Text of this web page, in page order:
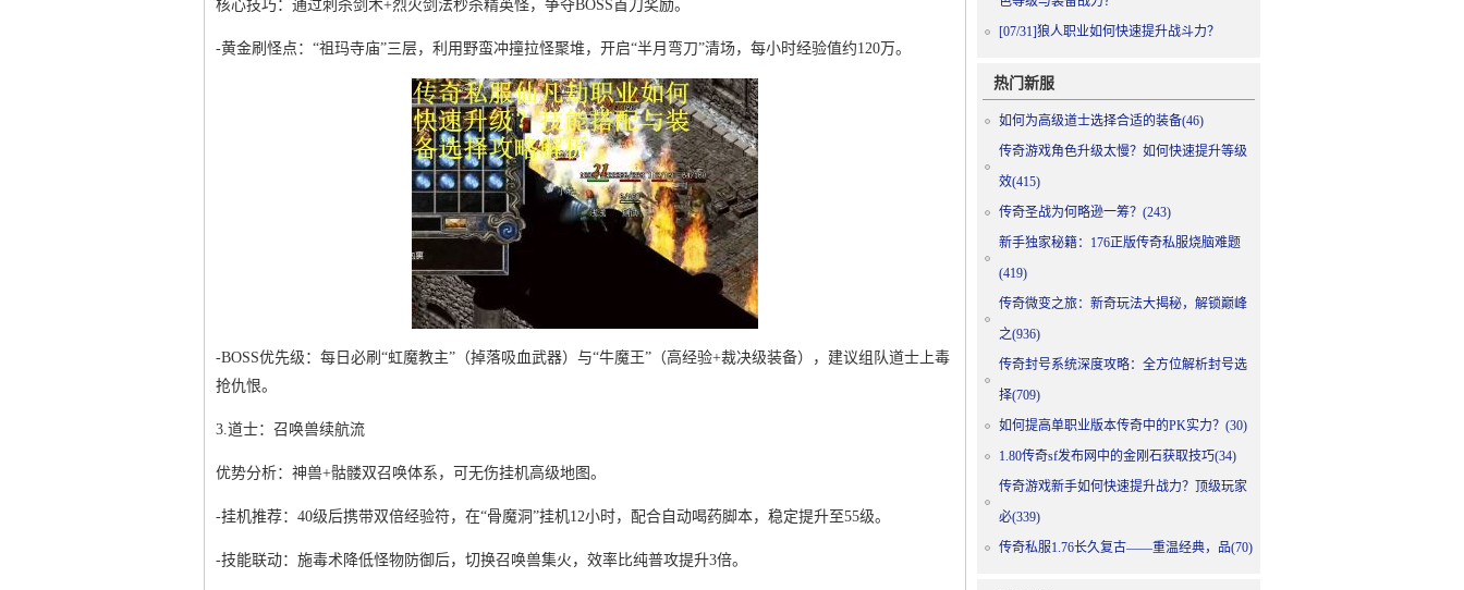
核心技巧：通过刺杀剑术+烈火剑法秒杀精英怪，争夺BOSS首刀奖励。
-黄金刷怪点：“祖玛寺庙”三层，利用野蛮冲撞拉怪聚堆，开启“半月弯刀”清场，每小时经验值约120万。
-BOSS优先级：每日必刷“虹魔教主”（掉落吸血武器）与“牛魔王”（高经验+裁决级装备），建议组队道士上毒
抢仇恨。
3.道士：召唤兽续航流
优势分析：神兽+骷髅双召唤体系，可无伤挂机高级地图。
-挂机推荐：40级后携带双倍经验符，在“骨魔洞”挂机12小时，配合自动喝药脚本，稳定提升至55级。
-技能联动：施毒术降低怪物防御后，切换召唤兽集火，效率比纯普攻提升3倍。
[07/31]狼人职业如何快速提升战斗力？
热门新服
如何为高级道士选择合适的装备(46)
传奇游戏角色升级太慢？如何快速提升等级
效(415)
传奇圣战为何略逊一筹？(243)
新手独家秘籍：176正版传奇私服烧脑难题
(419)
传奇微变之旅：新奇玩法大揭秘，解锁巅峰
之(936)
传奇封号系统深度攻略：全方位解析封号选
择(709)
如何提高单职业版本传奇中的PK实力？(30)
1.80传奇sf发布网中的金刚石获取技巧(34)
传奇游戏新手如何快速提升战力？顶级玩家
必(339)
传奇私服1.76长久复古——重温经典，品(70)